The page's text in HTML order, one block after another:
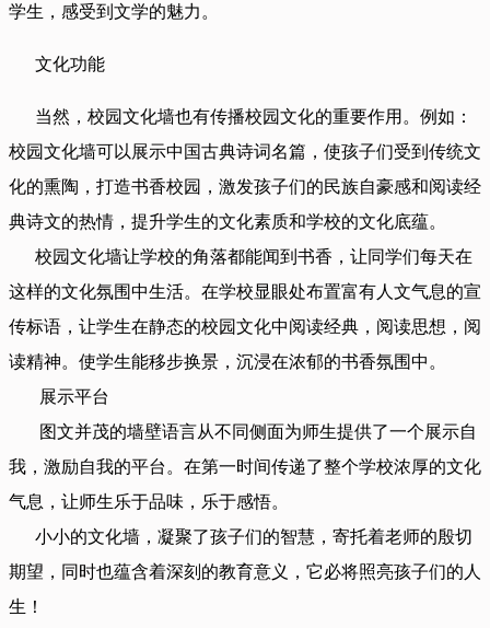
学生，感受到文学的魅力。
文化功能
当然，校园文化墙也有传播校园文化的重要作用。例如：
校园文化墙可以展示中国古典诗词名篇，使孩子们受到传统文
化的熏陶，打造书香校园，激发孩子们的民族自豪感和阅读经
典诗文的热情，提升学生的文化素质和学校的文化底蕴。
校园文化墙让学校的角落都能闻到书香，让同学们每天在
这样的文化氛围中生活。在学校显眼处布置富有人文气息的宣
传标语，让学生在静态的校园文化中阅读经典，阅读思想，阅
读精神。使学生能移步换景，沉浸在浓郁的书香氛围中。
展示平台
图文并茂的墙壁语言从不同侧面为师生提供了一个展示自
我，激励自我的平台。在第一时间传递了整个学校浓厚的文化
气息，让师生乐于品味，乐于感悟。
小小的文化墙，凝聚了孩子们的智慧，寄托着老师的殷切
期望，同时也蕴含着深刻的教育意义，它必将照亮孩子们的人
生！